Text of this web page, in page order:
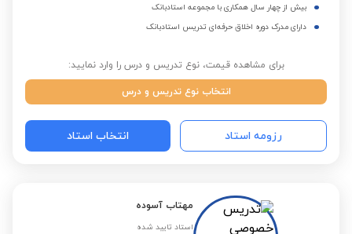
بیش از چهار سال همکاری با مجموعه استادبانک
دارای مدرک دوره اخلاق حرفه‌ای تدریس استادبانک
برای مشاهده قیمت، نوع تدریس و درس را وارد نمایید:
انتخاب نوع تدریس و درس
رزومه استاد انتخاب استاد
مهتاب آسوده
استاد تایید شده